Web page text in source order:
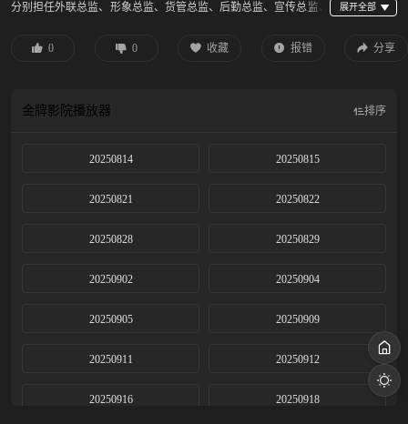
分别担任外联总监、形象总监、货管总监、后勤总监、宣传总监、
巴黎绽放！
0 0 收藏 报错 分享
金牌影院播放器 排序
20250814 20250815
20250821 20250822
20250828 20250829
20250902 20250904
20250905 20250909
20250911 20250912
20250916 20250918